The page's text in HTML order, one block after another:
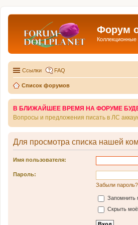
Форум
Ссылки FAQ
Список форумов
В БЛИЖАЙШЕЕ ВРЕМЯ НА ФОРУМЕ
Вопросы и предложения писать в ЛС
Для просмотра списка нашей
Имя пользователя:
Пароль:
Забыли пароль?
Запомнить
Скрыть моё